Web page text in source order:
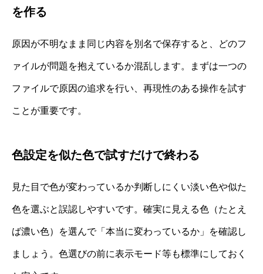
を作る
原因が不明なまま同じ内容を別名で保存すると、どのフ
ァイルが問題を抱えているか混乱します。まずは一つの
ファイルで原因の追求を行い、再現性のある操作を試す
ことが重要です。
色設定を似た色で試すだけで終わる
見た目で色が変わっているか判断しにくい淡い色や似た
色を選ぶと誤認しやすいです。確実に見える色（たとえ
ば濃い色）を選んで「本当に変わっているか」を確認し
ましょう。色選びの前に表示モード等も標準にしておく